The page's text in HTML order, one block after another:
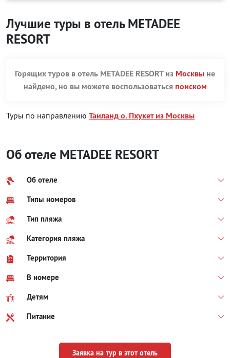
Лучшие туры в отель METADEE
RESORT
Горящих туров в отель METADEE RESORT из Москвы не
найдено, но вы можете воспользоваться поиском
Туры по направлению Таиланд о. Пхукет из Москвы
Об отеле METADEE RESORT
Об отеле
Типы номеров
Тип пляжа
Категория пляжа
Территория
В номере
Детям
Питание
Заявка на тур в этот отель